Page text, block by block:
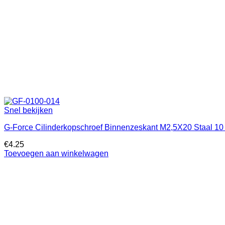
Snel bekijken
G-Force Cilinderkopschroef Binnenzeskant M2,5X20 Staal 10
€4.25
Toevoegen aan winkelwagen